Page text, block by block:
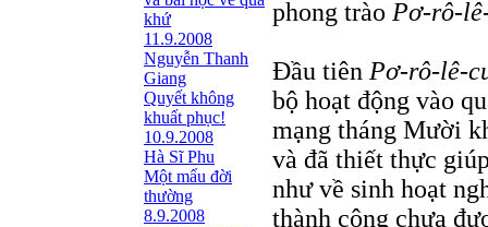
khứ
11.9.2008
Nguyễn Thanh
Giang
Quyết không
khuất phục!
10.9.2008
Hà Sĩ Phu
Một mẩu đời
thường
8.9.2008
phong trào Pơ-rô-
Đầu tiên Pơ-rô-lê-
bộ hoạt động vào
mạng tháng Mười
và đã thiết thực
như về sinh hoạt
thành công chưa